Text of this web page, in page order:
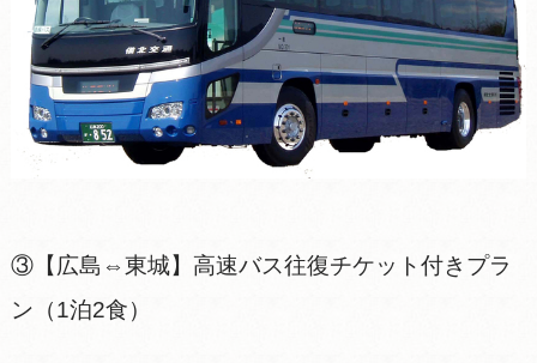
③【広島⇔東城】高速バス往復チケット付きプラ
ン（1泊2食）